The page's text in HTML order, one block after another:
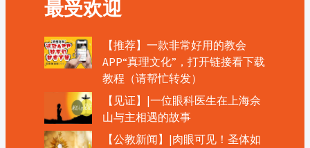
最受欢迎
【推荐】一款非常好用的教会
APP“真理文化”，打开链接看下载
教程（请帮忙转发）
【见证】|一位眼科医生在上海佘
山与主相遇的故事
【公教新闻】|肉眼可见！圣体如